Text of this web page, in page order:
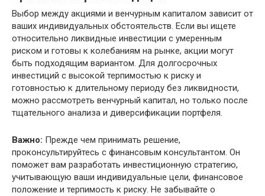
Выбор между акциями и венчурным капиталом зависит от
ваших индивидуальных обстоятельств. Если вы ищете
относительно ликвидные инвестиции с умеренным
риском и готовы к колебаниям на рынке, акции могут
быть подходящим вариантом. Для долгосрочных
инвестиций с высокой терпимостью к риску и
готовностью к длительному периоду без ликвидности,
можно рассмотреть венчурный капитал, но только после
тщательного анализа и диверсификации портфеля.
Важно: Прежде чем принимать решение,
проконсультируйтесь с финансовым консультантом. Он
поможет вам разработать инвестиционную стратегию,
учитывающую ваши индивидуальные цели, финансовое
положение и терпимость к риску. Не забывайте о